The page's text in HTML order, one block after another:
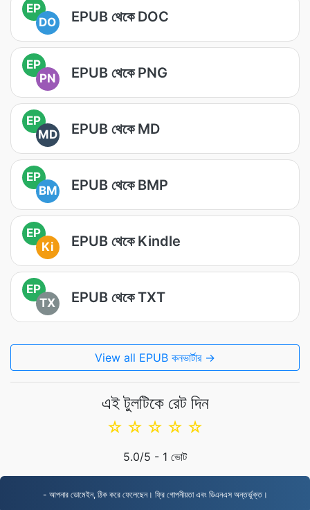
EP
DO
EPUB থেকে DOC
EP
PN
EPUB থেকে PNG
EP
MD
EPUB থেকে MD
EP
BM
EPUB থেকে BMP
EP
Ki
EPUB থেকে Kindle
EP
TX
EPUB থেকে TXT
View all EPUB কনভার্টার →
এই টুলটিকে রেট দিন
☆
☆
☆
☆
☆
5.0/5 - 1 ভোট
- আপনার ডোমেইন, ঠিক করে ফেলেছেন। ফ্রি গোপনীয়তা এবং ডিএনএস অন্তর্ভুক্ত।